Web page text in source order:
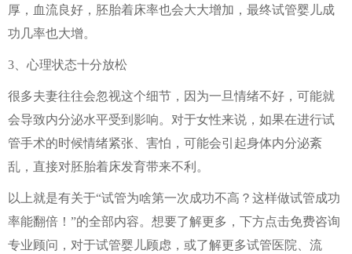
厚，血流良好，胚胎着床率也会大大增加，最终试管婴儿成
功几率也大增。
3、心理状态十分放松
很多夫妻往往会忽视这个细节，因为一旦情绪不好，可能就
会导致内分泌水平受到影响。对于女性来说，如果在进行试
管手术的时候情绪紧张、害怕，可能会引起身体内分泌紊
乱，直接对胚胎着床发育带来不利。
以上就是有关于“试管为啥第一次成功不高？这样做试管成功
率能翻倍！”的全部内容。想要了解更多，下方点击免费咨询
专业顾问，对于试管婴儿顾虑，或了解更多试管医院、流